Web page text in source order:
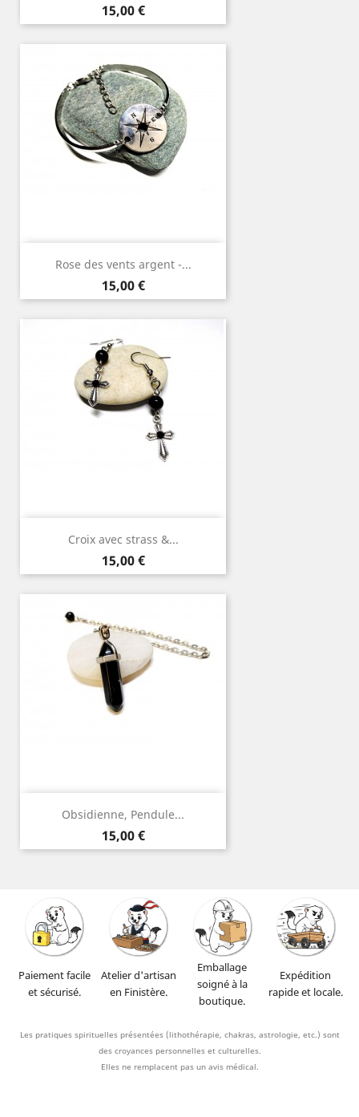
Prix
15,00 €
Rose des vents argent -...
Prix
15,00 €
Croix avec strass &...
Prix
15,00 €
Obsidienne, Pendule...
Prix
15,00 €
Paiement facile
et sécurisé.
Atelier d'artisan
en Finistère.
Emballage
soigné à la
boutique.
Expédition
rapide et locale.
Les pratiques spirituelles présentées (lithothérapie, chakras, astrologie, etc.) sont
des croyances personnelles et culturelles.
Elles ne remplacent pas un avis médical.